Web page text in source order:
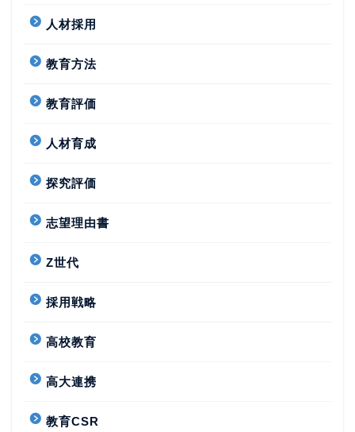
人材採用
教育方法
教育評価
人材育成
探究評価
志望理由書
Z世代
採用戦略
高校教育
高大連携
教育CSR